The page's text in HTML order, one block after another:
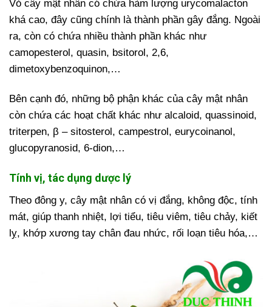
Vỏ cây mật nhân có chứa hàm lượng urycomalacton
khá cao, đây cũng chính là thành phần gây đắng. Ngoài
ra, còn có chứa nhiều thành phần khác như
camopesterol, quasin, bsitorol, 2,6,
dimetoxybenzoquinon,…
Bên cạnh đó, những bộ phận khác của cây mật nhân
còn chứa các hoạt chất khác như alcaloid, quassinoid,
triterpen, β – sitosterol, campestrol, eurycoinanol,
glucopyranosid, 6-dion,…
Tính vị, tác dụng dược lý
Theo đông y, cây mật nhân có vị đắng, không độc, tính
mát, giúp thanh nhiệt, lợi tiểu, tiêu viêm, tiêu chảy, kiết
lỵ, khớp xương tay chân đau nhức, rối loạn tiêu hóa,…